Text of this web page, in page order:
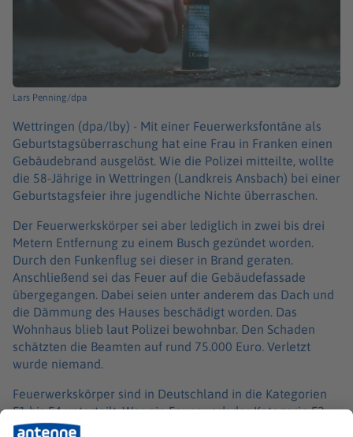
Lars Penning/dpa
Wettringen (dpa/lby) - Mit einer Feuerwerksfontäne als
Geburtstagsüberraschung hat eine Frau in Franken einen
Gebäudebrand ausgelöst. Wie die Polizei mitteilte, wollte
die 58-Jährige in Wettringen (Landkreis Ansbach) bei einer
Geburtstagsfeier ihre jugendliche Nichte überraschen.
Der Feuerwerkskörper sei aber lediglich in zwei bis drei
Metern Entfernung zu einem Busch gezündet worden.
Durch den Funkenflug sei dieser in Brand geraten.
Anschließend sei das Feuer auf die Gebäudefassade
übergegangen. Dabei seien unter anderem das Dach und
die Dämmung des Hauses beschädigt worden. Das
Wohnhaus blieb laut Polizei bewohnbar. Den Schaden
schätzten die Beamten auf rund 75.000 Euro. Verletzt
wurde niemand.
Feuerwerkskörper sind in Deutschland in die Kategorien
F1 bis F4 unterteilt. Wer ein Feuerwerk der Kategorie F2
abseits vom Jahreswechsel abbrennen möchte und nicht